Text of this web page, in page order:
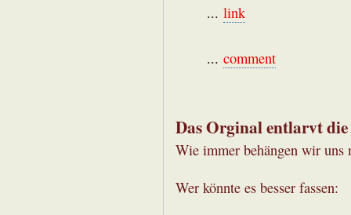
... link
... comment
Das Orginal entlarvt
Wie immer behängen wir uns
Wer könnte es besser fassen: